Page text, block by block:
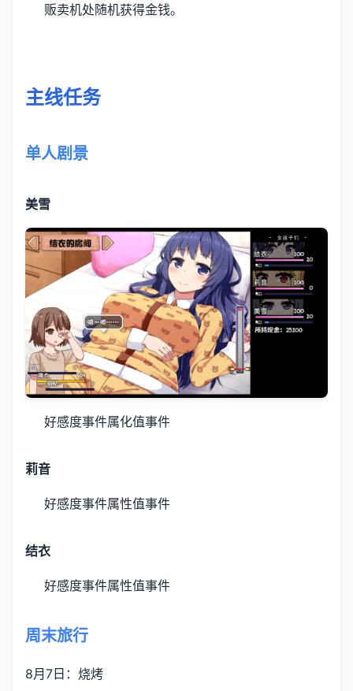
贩卖机处随机获得金钱。
主线任务
单人剧景
美雪
好感度事件属化值事件
莉音
好感度事件属性值事件
结衣
好感度事件属性值事件
周末旅行
8月7日：烧烤